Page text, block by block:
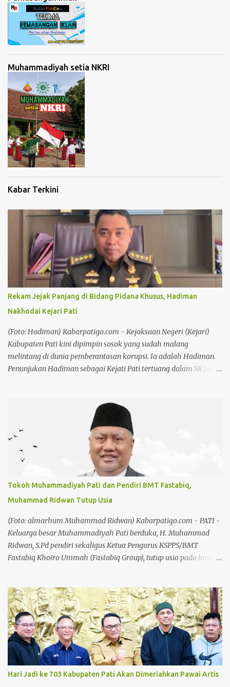
Muhammadiyah setia NKRI
Kabar Terkini
Rekam Jejak Panjang di Bidang Pidana Khusus, Hadiman
Nakhodai Kejari Pati
(Foto: Hadiman) Kabarpatigo.com - Kejaksaan Negeri (Kejari)
Kabupaten Pati kini dipimpin sosok yang sudah malang
melintang di dunia pemberantasan korupsi. Ia adalah Hadiman.
Penunjukan Hadiman sebagai Kejati Pati tertuang dalam SK Jaksa
Hendro Dewanto. Nama Hadiman memang tidak asing di
kalangan penegak hukum. Reputasinya sebagai jaksa pemberani
dan anti korupsi sudah terbukti sejak ia memimpin Kejari
Kuansing. Hadiman, sebelumnya menjabat sebagai Aspidsus
Kejaksaan Tinggi Sumatera Barat dan pernah menjadi Kajari
Kuantan Singingi, Riau. Baca juga: Hari Jadi Koperasi ke 79,
Chandra: Koperasi Harus Jadi Penggerak Ekonomi Kerakyatan
Baca juga: Chandra: Pekan Kreasi Bakal Jadi Agenda Tahunan
Karier Hadiman menanjak saat menjabat sebagai Kajari
Kuansing pada tahun 2021. Berbagai kasus yang menjadi
perhatian publik dibongkarnya tanpa pandang bulu. Terutama
proyek tiga pilar. ...
Tokoh Muhammadiyah Pati dan Pendiri BMT Fastabiq,
Muhammad Ridwan Tutup Usia
(Foto: almarhum Muhammad Ridwan) Kabarpatigo.com - PATI -
Keluarga besar Muhammadiyah Pati berduka, H. Muhammad
Ridwan, S.Pd pendiri sekaligus Ketua Pengurus KSPPS/BMT
Fastabiq Khoiro Ummah (Fastabiq Group), tutup usia pada hari
Muhammadiyah Pati dan juga diperjelas oleh jaringan lembaga
yang terafiliasi dengan beliau, di antaranya Keluarga Besar BMT
Fastabiq, RSU Fastabiq Sehat PKU Muhammadiyah, serta
berbagai elemen masyarakat dan instansi di Kabupaten Pati.
Semasa hidupnya, almarhum dikenal sebagai tokoh penggerak
ekonomi syariah dan sosial yang sangat berpengaruh, khususnya
di wilayah Pati dan Jawa Tengah. Baca juga: Marak Pencurian Aki,
Sarbumusi dan Paguyuban Sopir Pati Desak Pemkab Bangun
Hari Jadi ke 703 Kabupaten Pati Akan Dimeriahkan Pawai Artis